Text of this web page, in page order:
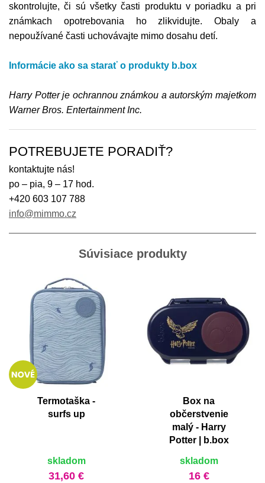
skontrolujte, či sú všetky časti produktu v poriadku a pri
známkach opotrebovania ho zlikvidujte. Obaly a
nepoužívané časti uchovávajte mimo dosahu detí.
Informácie ako sa starať o produkty b.box
Harry Potter je ochrannou známkou a autorským majetkom
Warner Bros. Entertainment Inc.
POTREBUJETE PORADIŤ?
kontaktujte nás!
po – pia, 9 – 17 hod.
+420 603 107 788
info@mimmo.cz
Súvisiace produkty
Termotaška -
surfs up
skladom
31,60 €
Box na
občerstvenie
malý - Harry
Potter | b.box
skladom
16 €